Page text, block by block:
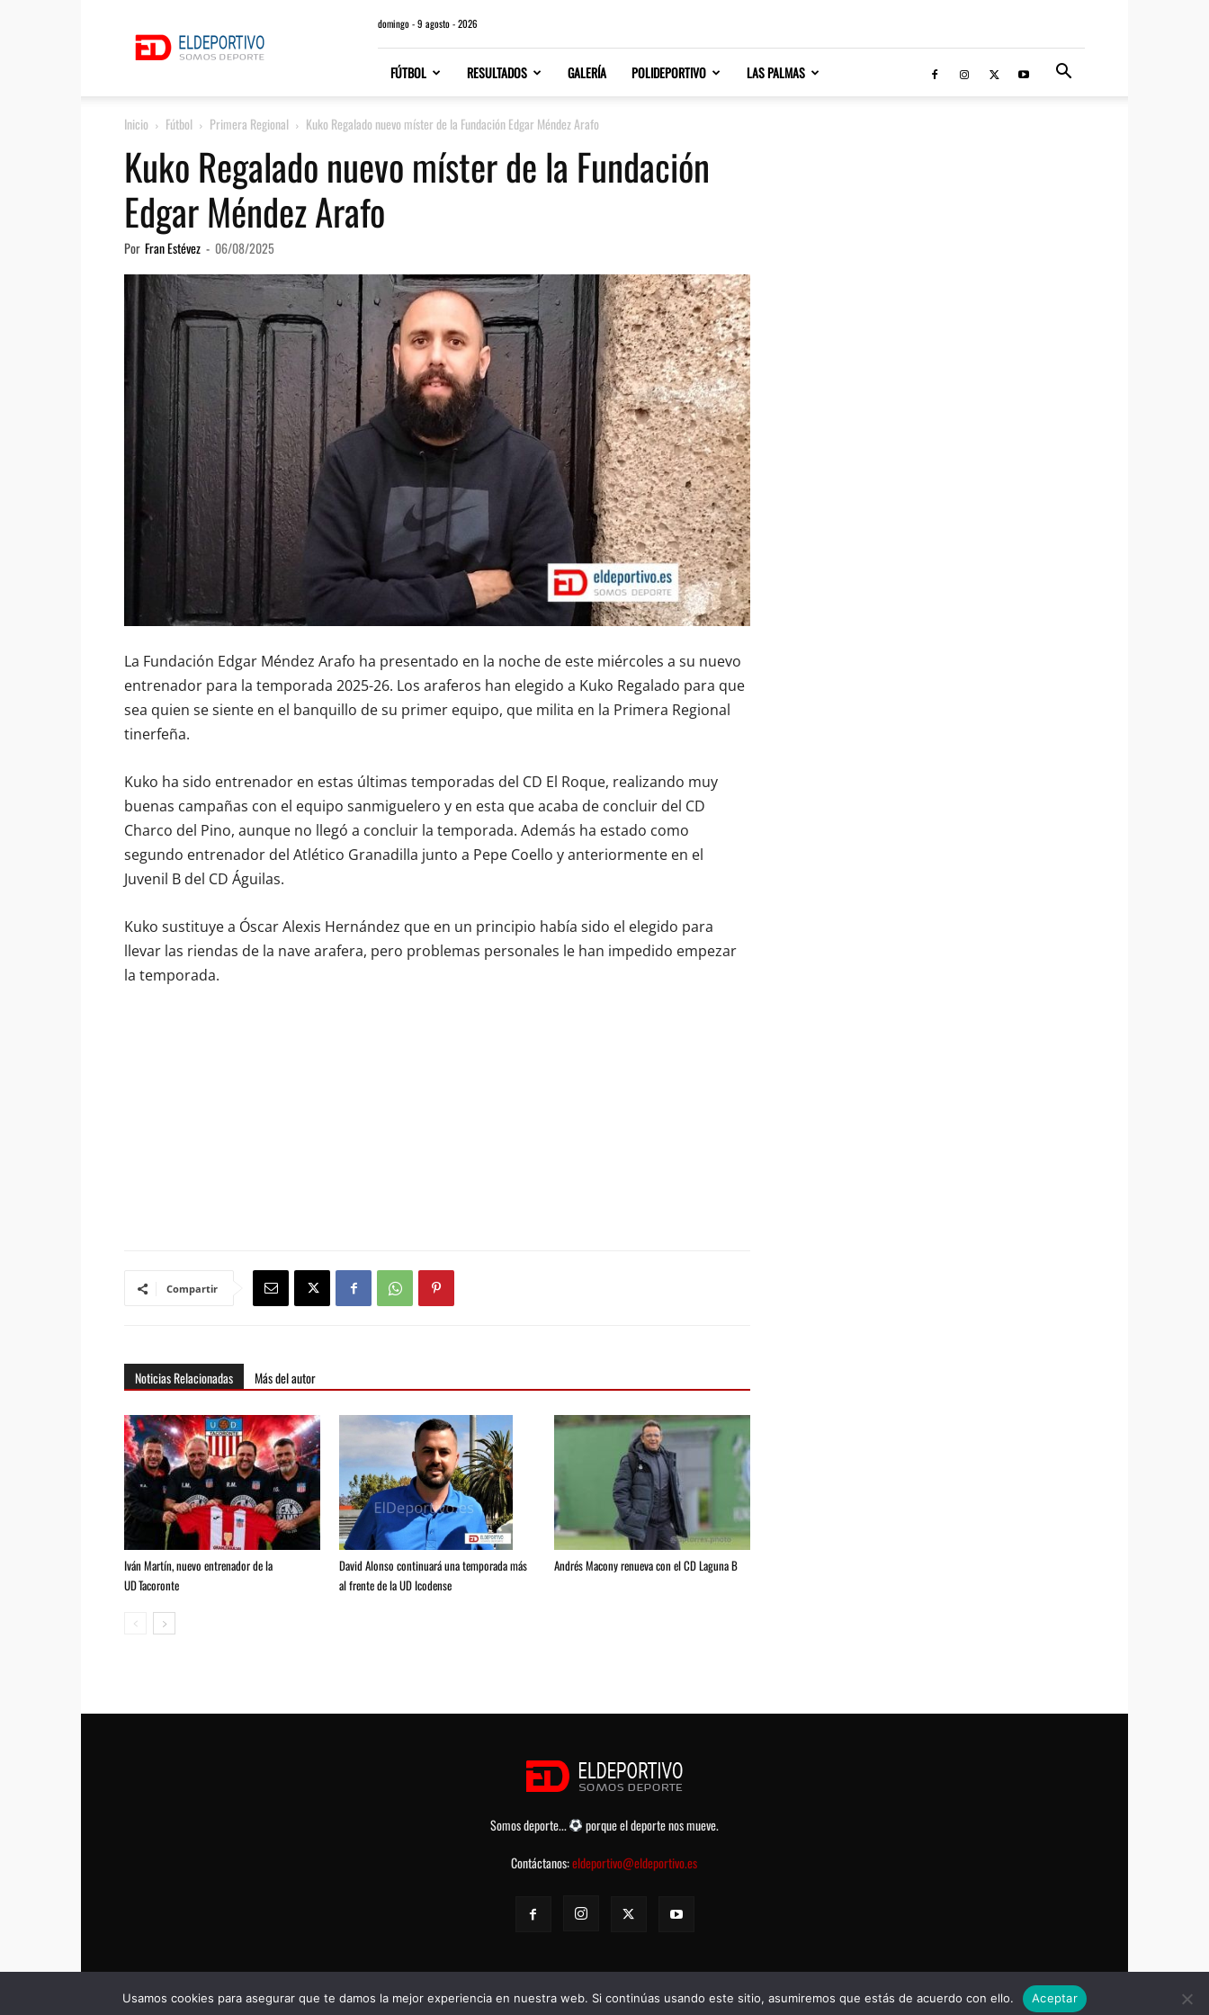
domingo - 9 agosto - 2026
FÚTBOL RESULTADOS GALERÍA POLIDEPORTIVO LAS PALMAS
Inicio Fútbol Primera Regional Kuko Regalado nuevo míster de la Fundación Edgar Méndez Arafo
Kuko Regalado nuevo míster de la Fundación
Edgar Méndez Arafo
Por Fran Estévez - 06/08/2025
La Fundación Edgar Méndez Arafo ha presentado en la noche de este miércoles a su nuevo
entrenador para la temporada 2025-26. Los araferos han elegido a Kuko Regalado para que
sea quien se siente en el banquillo de su primer equipo, que milita en la Primera Regional
tinerfeña.
Kuko ha sido entrenador en estas últimas temporadas del CD El Roque, realizando muy
buenas campañas con el equipo sanmiguelero y en esta que acaba de concluir del CD
Charco del Pino, aunque no llegó a concluir la temporada. Además ha estado como
segundo entrenador del Atlético Granadilla junto a Pepe Coello y anteriormente en el
Juvenil B del CD Águilas.
Kuko sustituye a Óscar Alexis Hernández que en un principio había sido el elegido para
llevar las riendas de la nave arafera, pero problemas personales le han impedido empezar
la temporada.
Compartir
Noticias Relacionadas Más del autor
Iván Martín, nuevo entrenador de la
UD Tacoronte
David Alonso continuará una temporada más
al frente de la UD Icodense
Andrés Macony renueva con el CD Laguna B
Somos deporte...
porque el deporte nos mueve.
Contáctanos:eldeportivo@eldeportivo.es
© eldeportivo.es 2008 - 2025 Todos los Derechos Reservados - Política de Privacidad
Usamos cookies para asegurar que te damos la mejor experiencia en nuestra web. Si continúas usando este sitio, asumiremos que estás de acuerdo con ello. Aceptar